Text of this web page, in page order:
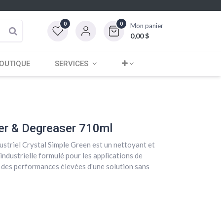
0 0 Mon panier
0,00$
SERVICES
& Degreaser 710ml
Crystal Simple Green est un nettoyant et
formulé pour les applications de
performances élevées d'une solution sans